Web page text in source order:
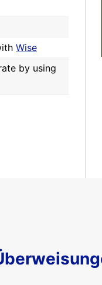
Wise
by using